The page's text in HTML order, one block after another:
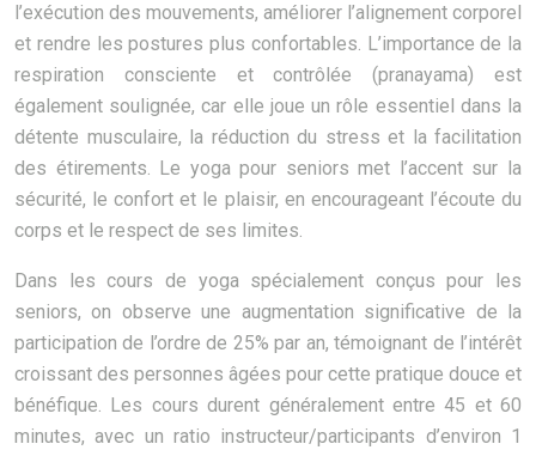
l’exécution des mouvements, améliorer l’alignement corporel
et rendre les postures plus confortables. L’importance de la
respiration consciente et contrôlée (pranayama) est
également soulignée, car elle joue un rôle essentiel dans la
détente musculaire, la réduction du stress et la facilitation
des étirements. Le yoga pour seniors met l’accent sur la
sécurité, le confort et le plaisir, en encourageant l’écoute du
corps et le respect de ses limites.
Dans les cours de yoga spécialement conçus pour les
seniors, on observe une augmentation significative de la
participation de l’ordre de 25% par an, témoignant de l’intérêt
croissant des personnes âgées pour cette pratique douce et
bénéfique. Les cours durent généralement entre 45 et 60
minutes, avec un ratio instructeur/participants d’environ 1